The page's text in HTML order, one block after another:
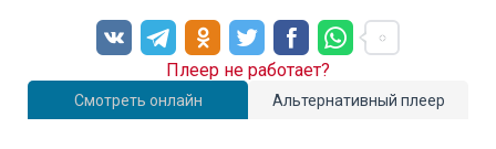
Смотреть онлайн Альтернативный плеер
Плеер не работает?